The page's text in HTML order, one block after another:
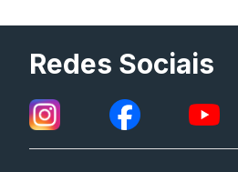
Redes Sociais